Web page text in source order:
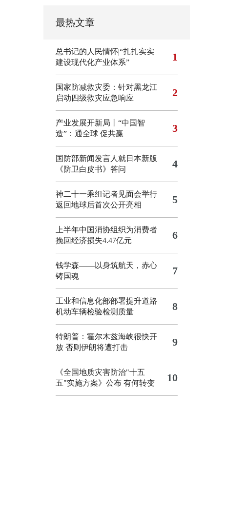
最热文章
总书记的人民情怀|“扎扎实实
建设现代化产业体系”
1
国家防减救灾委：针对黑龙江
启动四级救灾应急响应
2
产业发展开新局丨“中国智
造”：通全球 促共赢
3
国防部新闻发言人就日本新版
《防卫白皮书》答问
4
神二十一乘组记者见面会举行
返回地球后首次公开亮相
5
上半年中国消协组织为消费者
挽回经济损失4.47亿元
6
钱学森——以身筑航天，赤心
铸国魂
7
工业和信息化部部署提升道路
机动车辆检验检测质量
8
特朗普：霍尔木兹海峡很快开
放 否则伊朗将遭打击
9
《全国地质灾害防治"十五
五"实施方案》公布 有何转变
10